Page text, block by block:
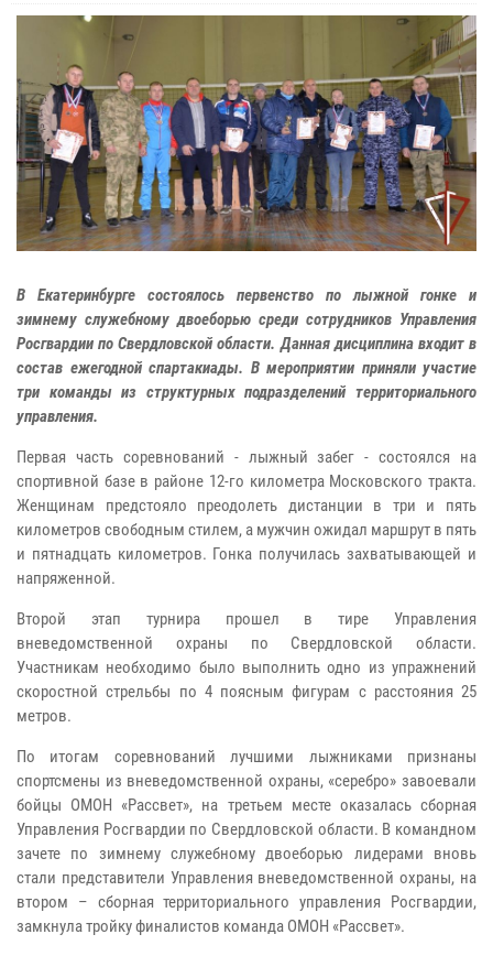
В Екатеринбурге состоялось первенство по лыжной гонке и
зимнему служебному двоеборью среди сотрудников Управления
Росгвардии по Свердловской области. Данная дисциплина входит в
состав ежегодной спартакиады. В мероприятии приняли участие
три команды из структурных подразделений территориального
управления.
Первая часть соревнований - лыжный забег - состоялся на
спортивной базе в районе 12-го километра Московского тракта.
Женщинам предстояло преодолеть дистанции в три и пять
километров свободным стилем, а мужчин ожидал маршрут в пять
и пятнадцать километров. Гонка получилась захватывающей и
напряженной.
Второй этап турнира прошел в тире Управления
вневедомственной охраны по Свердловской области.
Участникам необходимо было выполнить одно из упражнений
скоростной стрельбы по 4 поясным фигурам с расстояния 25
метров.
По итогам соревнований лучшими лыжниками признаны
спортсмены из вневедомственной охраны, «серебро» завоевали
бойцы ОМОН «Рассвет», на третьем месте оказалась сборная
Управления Росгвардии по Свердловской области. В командном
зачете по зимнему служебному двоеборью лидерами вновь
стали представители Управления вневедомственной охраны, на
втором – сборная территориального управления Росгвардии,
замкнула тройку финалистов команда ОМОН «Рассвет».